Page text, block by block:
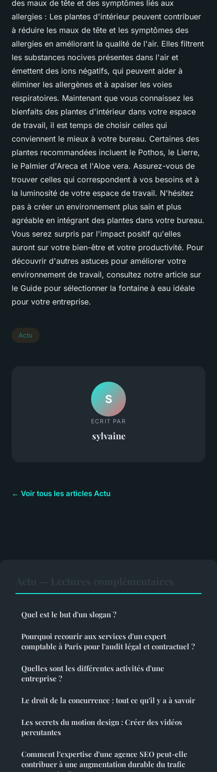
des maux de tête et des symptômes liés aux
allergies : Les plantes d'intérieur peuvent contribuer
à réduire les maux de tête et les symptômes des
allergies en améliorant la qualité de l'air. Elles filtrent
les substances nocives présentes dans l'air et
émettent des ions négatifs, qui peuvent aider à
éliminer les allergènes et à apaiser les voies
respiratoires. Maintenant que vous connaissez les
bienfaits des plantes d'intérieur dans votre espace
de travail, il est temps de choisir celles qui
conviennent le mieux à votre bureau. Certaines des
plantes recommandées incluent le Pothos, le Lierre,
le Palmier d'Areca et l'Aloe vera. Assurez-vous de
trouver celles qui correspondent à vos besoins et à
la luminosité de votre espace de travail. N'hésitez
pas à créer un environnement plus sain et plus
agréable en intégrant des plantes dans votre bureau.
Vous serez surpris par l'impact positif qu'elles
auront sur votre bien-être et votre productivité. Pour
découvrir d'autres astuces pour améliorer votre
environnement de travail, consultez notre article sur
le Guide pour sélectionner la fontaine à eau idéale
pour votre entreprise.
Actu
S
ECRIT PAR
sylvaine
← Voir tous les articles Actu
Quel est le but d'un slogan ?
Pourquoi recourir aux services d'un expert
comptable à Paris pour l'audit légal et contractuel ?
Quelles sont les différentes activités d'une
entreprise ?
Le droit de la concurrence : tout ce qu'il y a à savoir
Les secrets du motion design : Créer des vidéos
percutantes
Comment l'expertise d'une agence SEO peut-elle
contribuer à une augmentation durable du trafic